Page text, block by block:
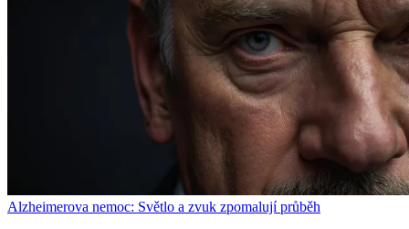
Alzheimerova nemoc: Světlo a zvuk zpomalují průběh